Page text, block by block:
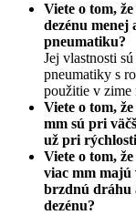
Viete o tom,
dezénu menej
pneumatiku?
​Jej vlastnosti
pneumatiky s
použitie v zime
Viete o tom,
mm sú pri
už pri
Viete o tom,
viac mm majú
brzdnú dráhu
dezénu?